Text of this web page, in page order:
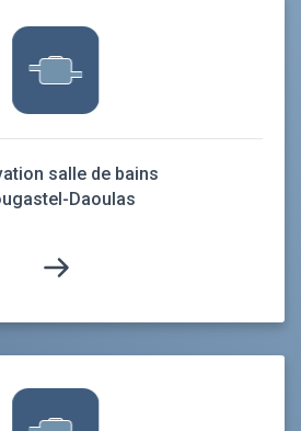
salle de bains
Daoulas